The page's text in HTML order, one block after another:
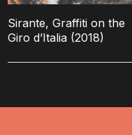
Sirante, Graffiti on the
Giro d’Italia (2018)